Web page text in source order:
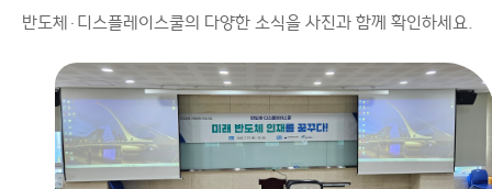
반도체·디스플레이스쿨의 다양한 소식을 사진과 함께 확인하세요.